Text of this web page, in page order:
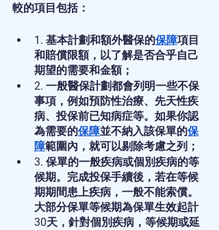
較的項目包括：
1. 基本計劃和額外醫保的保障項目
和賠償限額，以了解是否合乎自己
期望的需要和金額；
2. 一般醫保計劃都會列明一些不保
事項，例如預防性治療、先天性疾
病、投保前已知病症等。如果你認
為需要的保障並不納入該保單的保
障範圍內，就可以剔除考慮之列；
3. 保單的一般疾病或個別疾病的等
候期。完成投保手續後，若在等候
期期間患上疾病，一般不能索償。
大部分保單等候期為保單生效起計
30天，針對個別疾病，等候期或延